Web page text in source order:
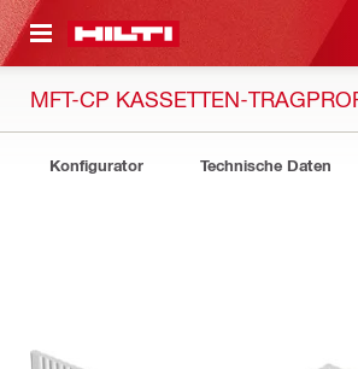
MFT-CP KASSETTEN-
Konfigurator Technische Daten